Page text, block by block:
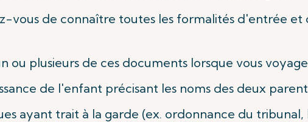
vous de connaître toutes les formalités d'entrée et
ou plusieurs de ces documents lorsque vous
de l'enfant précisant les noms des deux
ayant trait à la garde (ex. ordonnance du